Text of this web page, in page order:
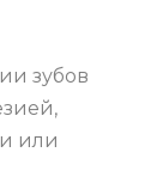
зубов
или